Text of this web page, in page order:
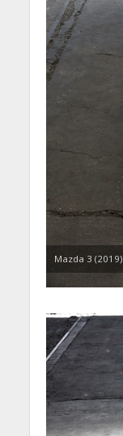
Mazda 3 (2019)